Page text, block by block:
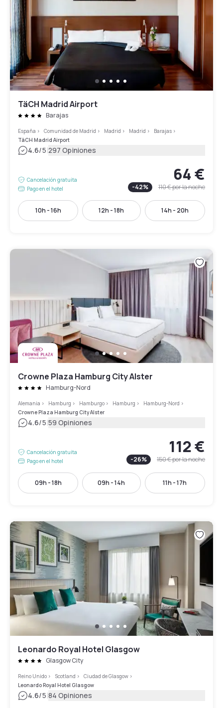
TäCH Madrid Airport
Barajas
España > Comunidad de Madrid > Madrid > Madrid > Barajas >
TäCH Madrid Airport
4.6/5|297 Opiniones
Cancelación gratuita
Pago en el hotel
64 €
-42% 110 €por la noche
10h - 16h 12h - 18h 14h - 20h
Crowne Plaza Hamburg City Alster
Hamburg-Nord
Alemania > Hamburg > Hamburgo > Hamburg > Hamburg-Nord >
Crowne Plaza Hamburg City Alster
4.6/5|59 Opiniones
Cancelación gratuita
Pago en el hotel
112 €
-26% 150 €por la noche
09h - 18h 09h - 14h 11h - 17h
Leonardo Royal Hotel Glasgow
Glasgow City
Reino Unido > Scotland > Ciudad de Glasgow >
Leonardo Royal Hotel Glasgow
4.6/5|84 Opiniones